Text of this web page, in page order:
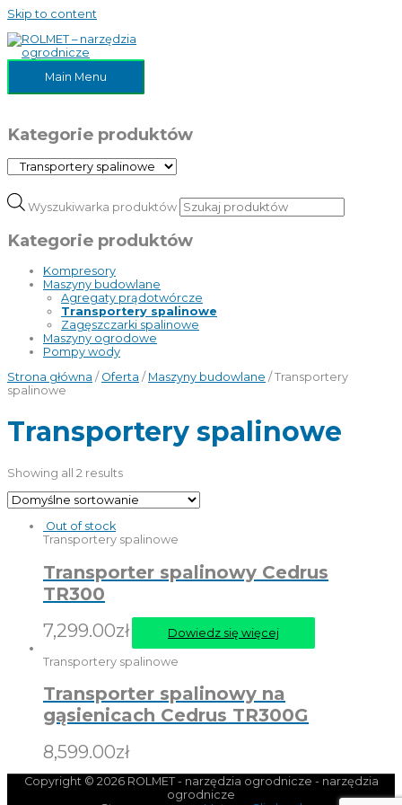
Skip to content
Main Menu
Kategorie produktów
Wyszukiwarka produktów
Kategorie produktów
Kompresory
Maszyny budowlane
Agregaty prądotwórcze
Transportery spalinowe
Zagęszczarki spalinowe
Maszyny ogrodowe
Pompy wody
Strona główna / Oferta / Maszyny budowlane / Transportery
spalinowe
Transportery spalinowe
Showing all 2 results
Out of stock
Transportery spalinowe
Transporter spalinowy Cedrus
TR300
7,299.00zł Dowiedz się więcej
Transportery spalinowe
Transporter spalinowy na
gąsienicach Cedrus TR300G
8,599.00zł
Copyright © 2026 ROLMET - narzędzia ogrodnicze - narzędzia
ogrodnicze